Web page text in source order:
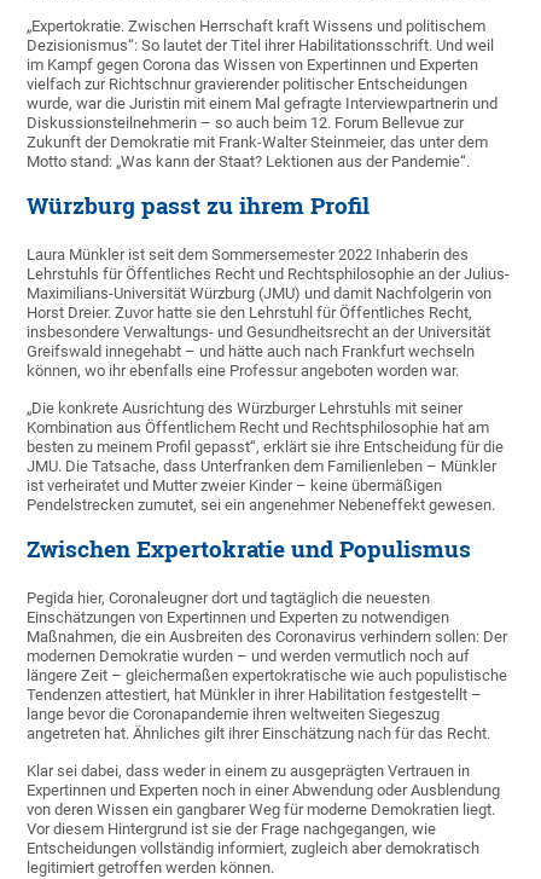
„Expertokratie. Zwischen Herrschaft kraft Wissens und politischem
Dezisionismus“: So lautet der Titel ihrer Habilitationsschrift. Und weil
im Kampf gegen Corona das Wissen von Expertinnen und Experten
vielfach zur Richtschnur gravierender politischer Entscheidungen
wurde, war die Juristin mit einem Mal gefragte Interviewpartnerin und
Diskussionsteilnehmerin – so auch beim 12. Forum Bellevue zur
Zukunft der Demokratie mit Frank-Walter Steinmeier, das unter dem
Motto stand: „Was kann der Staat? Lektionen aus der Pandemie“.
Würzburg passt zu ihrem Profil
Laura Münkler ist seit dem Sommersemester 2022 Inhaberin des
Lehrstuhls für Öffentliches Recht und Rechtsphilosophie an der Julius-
Maximilians-Universität Würzburg (JMU) und damit Nachfolgerin von
Horst Dreier. Zuvor hatte sie den Lehrstuhl für Öffentliches Recht,
insbesondere Verwaltungs- und Gesundheitsrecht an der Universität
Greifswald innegehabt – und hätte auch nach Frankfurt wechseln
können, wo ihr ebenfalls eine Professur angeboten worden war.
„Die konkrete Ausrichtung des Würzburger Lehrstuhls mit seiner
Kombination aus Öffentlichem Recht und Rechtsphilosophie hat am
besten zu meinem Profil gepasst“, erklärt sie ihre Entscheidung für die
JMU. Die Tatsache, dass Unterfranken dem Familienleben – Münkler
ist verheiratet und Mutter zweier Kinder – keine übermäßigen
Pendelstrecken zumutet, sei ein angenehmer Nebeneffekt gewesen.
Zwischen Expertokratie und Populismus
Pegida hier, Coronaleugner dort und tagtäglich die neuesten
Einschätzungen von Expertinnen und Experten zu notwendigen
Maßnahmen, die ein Ausbreiten des Coronavirus verhindern sollen: Der
modernen Demokratie wurden – und werden vermutlich noch auf
längere Zeit – gleichermaßen expertokratische wie auch populistische
Tendenzen attestiert, hat Münkler in ihrer Habilitation festgestellt –
lange bevor die Coronapandemie ihren weltweiten Siegeszug
angetreten hat. Ähnliches gilt ihrer Einschätzung nach für das Recht.
Klar sei dabei, dass weder in einem zu ausgeprägten Vertrauen in
Expertinnen und Experten noch in einer Abwendung oder Ausblendung
von deren Wissen ein gangbarer Weg für moderne Demokratien liegt.
Vor diesem Hintergrund ist sie der Frage nachgegangen, wie
Entscheidungen vollständig informiert, zugleich aber demokratisch
legitimiert getroffen werden können.